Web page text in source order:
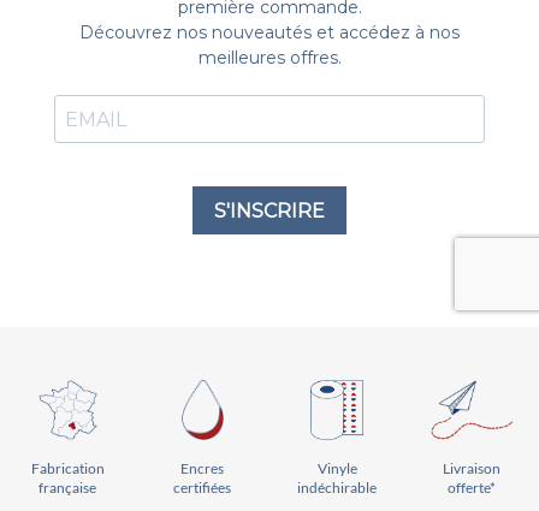
Fabrication
française
Encres
certifiées
Vinyle
indéchirable
Livraison
offerte*